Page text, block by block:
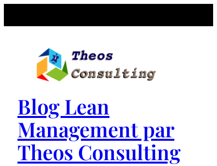
Blog Lean
Management par
Theos Consulting